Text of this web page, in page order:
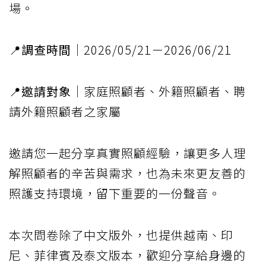
場。
📍調查時間 ｜2026/05/21－2026/06/21
📍邀請對象 ｜家庭照顧者、外籍照顧者、聘
請外籍照顧者之家屬
邀請您一起分享真實照顧經驗，讓更多人理
解照顧者的辛苦與需求，也為未來更友善的
照護支持環境，留下重要的一份聲音。
本次問卷除了中文版外，也提供越南、印
尼、菲律賓及泰文版本，歡迎分享給身邊的